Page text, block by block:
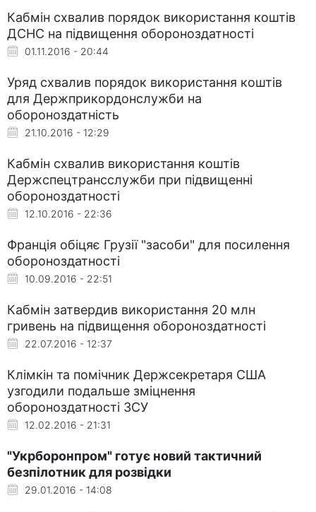
Кабмін схвалив порядок використання коштів
ДСНС на підвищення обороноздатності
01.11.2016 - 20:44
Уряд схвалив порядок використання коштів
для Держприкордонслужби на
обороноздатність
21.10.2016 - 12:29
Кабмін схвалив використання коштів
Держспецтрансслужби при підвищенні
обороноздатності
12.10.2016 - 22:36
Франція обіцяє Грузії "засоби" для посилення
обороноздатності
10.09.2016 - 22:51
Кабмін затвердив використання 20 млн
гривень на підвищення обороноздатності
22.07.2016 - 12:37
Клімкін та помічник Держсекретаря США
узгодили подальше зміцнення
обороноздатності ЗСУ
12.02.2016 - 21:31
"Укрборонпром" готує новий тактичний
безпілотник для розвідки
29.01.2016 - 14:08